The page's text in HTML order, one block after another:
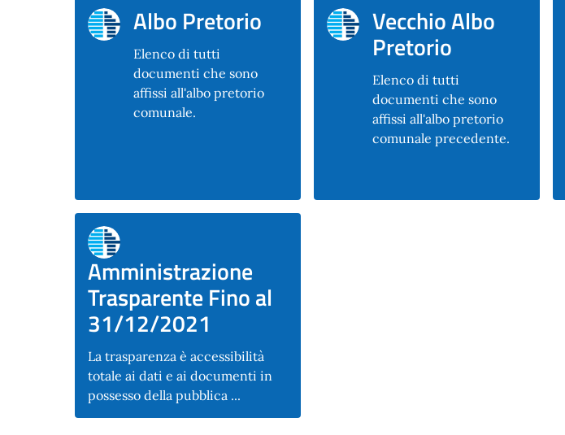
Albo Pretorio
Elenco di tutti
documenti che sono
affissi all'albo pretorio
comunale.
Vecchio Albo
Pretorio
Elenco di tutti
documenti che sono
affissi all'albo pretorio
comunale precedente.
Amministrazione
Trasparente Fino al
31/12/2021
La trasparenza è accessibilità
totale ai dati e ai documenti in
possesso della pubblica ...